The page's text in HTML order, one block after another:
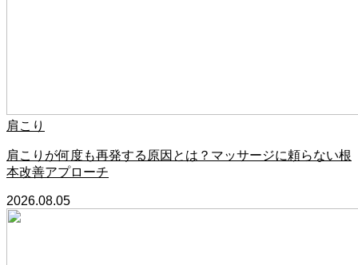
肩こり
肩こりが何度も再発する原因とは？マッサージに頼らない根
本改善アプローチ
2026.08.05